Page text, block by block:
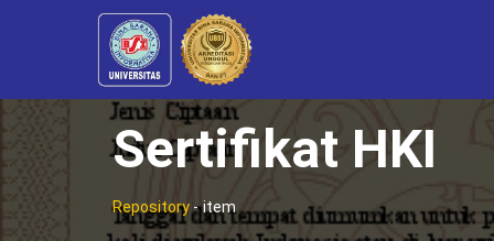
Sertifikat HKI
Repository - item